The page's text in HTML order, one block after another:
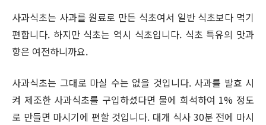
사과식초는 사과를 원료로 만든 식초여서 일반 식초보다 먹기
편합니다. 하지만 식초는 역시 식초입니다. 식초 특유의 맛과
향은 여전하니까요.
사과식초는 그대로 마실 수는 없을 것입니다. 사과를 발효 시
켜 제조한 사과식초를 구입하셨다면 물에 희석하여 1% 정도
로 만들면 마시기에 편할 것입니다. 대개 식사 30분 전에 마시